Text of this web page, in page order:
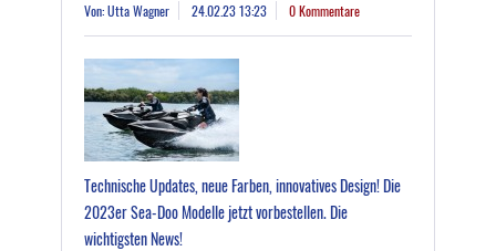
Von: Utta Wagner 24.02.23 13:23 0 Kommentare
Technische Updates, neue Farben, innovatives Design! Die
2023er Sea-Doo Modelle jetzt vorbestellen. Die
wichtigsten News!